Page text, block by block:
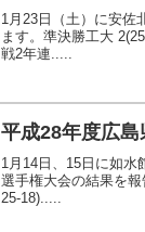
1月23日（土）に安佐
ます。準決勝工大
戦2年連.....
平成28年度広
1月14日、15日に如水
選手権大会の結果を
25-18).....